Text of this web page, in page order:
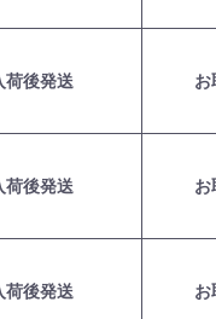
荷後発送 お
荷後発送 お
荷後発送 お